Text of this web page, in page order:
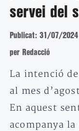
servei del
Publicat: 31/07/2024
per Redacció
La intenció
al mes
En aquest
acompanya